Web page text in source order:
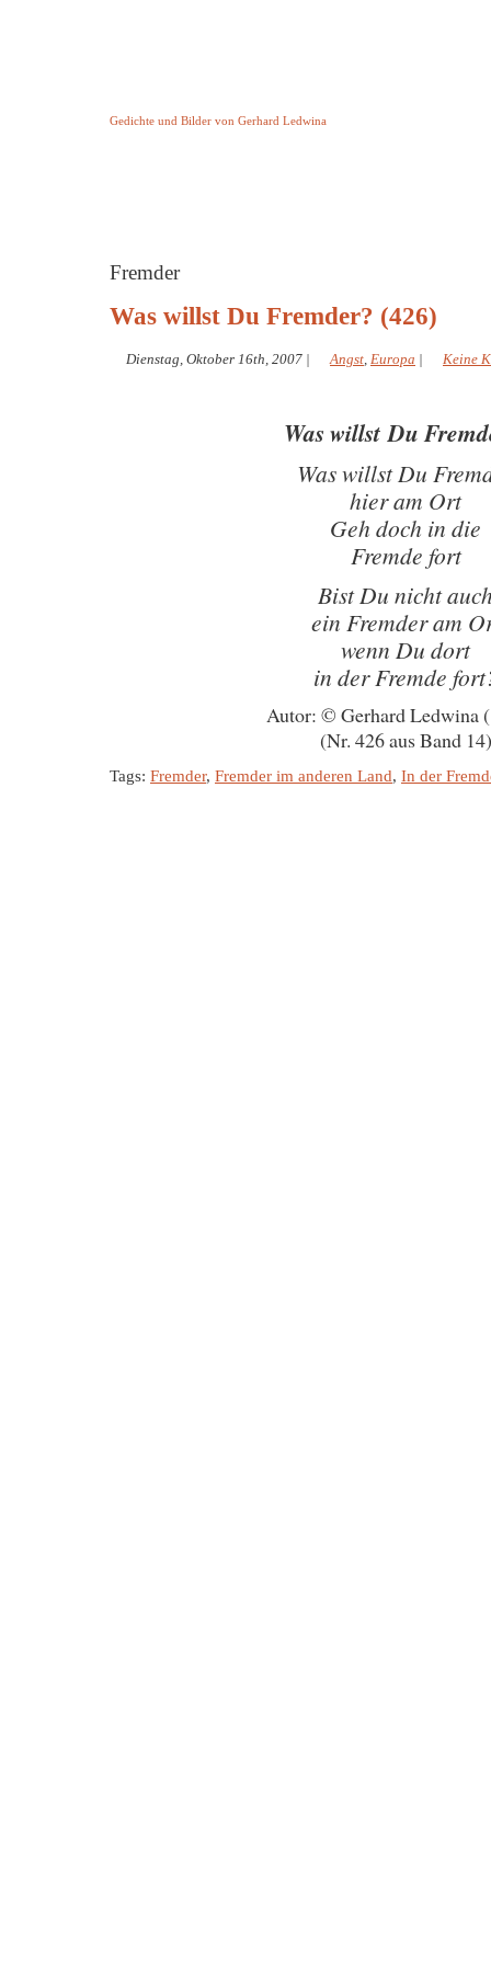
Gedichte und Bilder von Gerhard Ledwina
Fremder
Was willst Du Fremder? (426)
Dienstag, Oktober 16th, 2007 | Angst, Europa | Keine
Was willst Du
Was willst Du
hier am Ort
Geh doch in die
Fremde fort
Bist Du nicht
ein Fremder am
wenn Du dort
in der Fremde
Autor: © Gerhard Ledwina
(Nr. 426 aus Band 14)
Tags: Fremder, Fremder im anderen Land, In der